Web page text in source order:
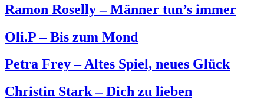
Ramon Roselly – Männer tun’s immer
Oli.P – Bis zum Mond
Petra Frey – Altes Spiel, neues Glück
Christin Stark – Dich zu lieben